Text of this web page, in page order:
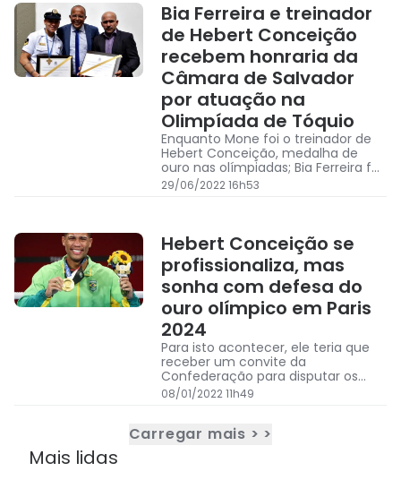
Bia Ferreira e treinador
de Hebert Conceição
recebem honraria da
Câmara de Salvador
por atuação na
Olimpíada de Tóquio
Enquanto Mone foi o treinador de
Hebert Conceição, medalha de
ouro nas olímpiadas; Bia Ferreira foi
medalhista de prata também nos
Jogos Olímpicos de Tóquio 2020.
29/06/2022 16h53
Hebert Conceição se
profissionaliza, mas
sonha com defesa do
ouro olímpico em Paris
2024
Para isto acontecer, ele teria que
receber um convite da
Confederação para disputar os
Jogos, caso um atleta da categoria
se machuque ou não consiga se
08/01/2022 11h49
Carregar mais > >
Mais lidas